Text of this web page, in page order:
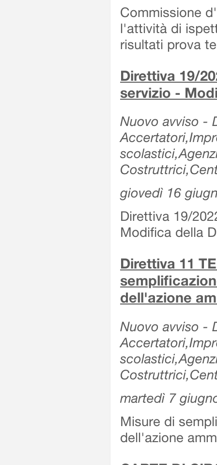
Commissione
l'attività di
risultati prova
Direttiva 19/
servizio -
Nuovo avviso -
giovedì 16
Direttiva 19/
Modifica della
Direttiva 11
dell'azione
Nuovo avviso -
martedì 7
Misure di
dell'azione